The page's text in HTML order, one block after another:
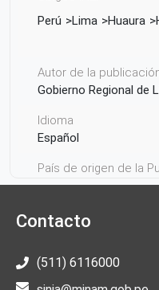
Perú
Lima Huaura
Autor de la
Gobierno Regional de
Idioma
Español
País de origen de la
Perú
Contacto
(511) 6116000